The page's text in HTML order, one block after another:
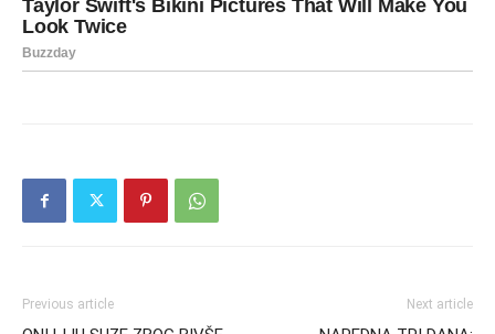
Previous article Next article